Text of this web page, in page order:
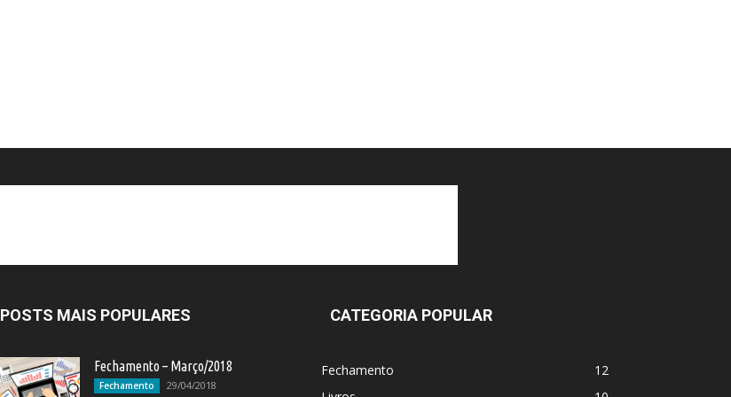
POSTS MAIS POPULARES
Fechamento – Março/2018
Fechamento 29/04/2018
CATEGORIA POPULAR
Fechamento
12